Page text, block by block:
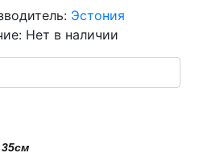
Эстония
Нет в наличии